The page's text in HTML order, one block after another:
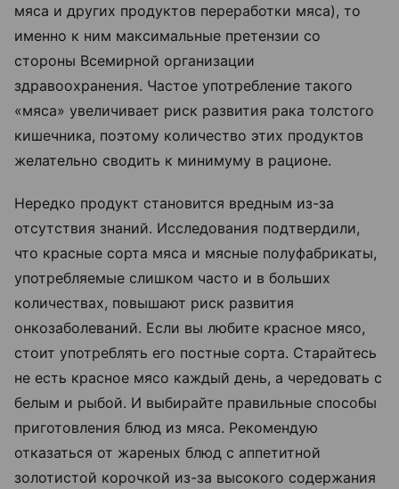
мяса и других продуктов переработки мяса), то
именно к ним максимальные претензии со
стороны Всемирной организации
здравоохранения. Частое употребление такого
«мяса» увеличивает риск развития рака толстого
кишечника, поэтому количество этих продуктов
желательно сводить к минимуму в рационе.
Нередко продукт становится вредным из-за
отсутствия знаний. Исследования подтвердили,
что красные сорта мяса и мясные полуфабрикаты,
употребляемые слишком часто и в больших
количествах, повышают риск развития
онкозаболеваний. Если вы любите красное мясо,
стоит употреблять его постные сорта. Старайтесь
не есть красное мясо каждый день, а чередовать с
белым и рыбой. И выбирайте правильные способы
приготовления блюд из мяса. Рекомендую
отказаться от жареных блюд с аппетитной
золотистой корочкой из-за высокого содержания